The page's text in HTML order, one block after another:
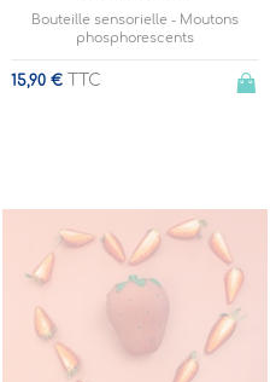
Bouteille sensorielle - Moutons
phosphorescents
15,90 € TTC